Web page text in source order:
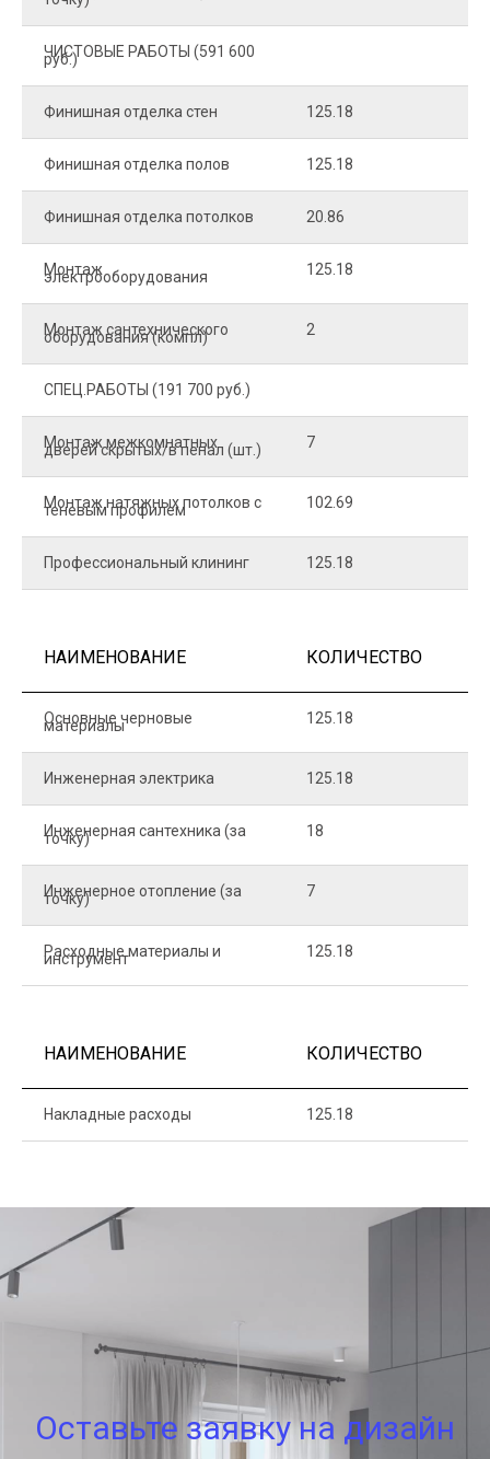
ЧИСТОВЫЕ РАБОТЫ (591 600
руб.)
Финишная отделка стен 125.18
Финишная отделка полов 125.18
Финишная отделка потолков 20.86
Монтаж
электрооборудования 125.18
Монтаж сантехнического
оборудования (компл) 2
СПЕЦ.РАБОТЫ (191 700 руб.)
Монтаж межкомнатных
дверей скрытых/в пенал (шт.) 7
Монтаж натяжных потолков с
теневым профилем 102.69
Профессиональный клининг 125.18
НАИМЕНОВАНИЕ КОЛИЧЕСТВО
Основные черновые
материалы 125.18
Инженерная электрика 125.18
Инженерная сантехника (за
точку) 18
Инженерное отопление (за
точку) 7
Расходные материалы и
инструмент 125.18
НАИМЕНОВАНИЕ КОЛИЧЕСТВО
Накладные расходы 125.18
Оставьте заявку на дизайн